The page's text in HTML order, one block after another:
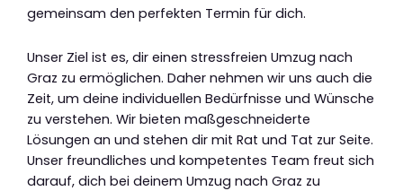
gemeinsam den perfekten Termin für dich.
Unser Ziel ist es, dir einen stressfreien Umzug nach
Graz zu ermöglichen. Daher nehmen wir uns auch die
Zeit, um deine individuellen Bedürfnisse und Wünsche
zu verstehen. Wir bieten maßgeschneiderte
Lösungen an und stehen dir mit Rat und Tat zur Seite.
Unser freundliches und kompetentes Team freut sich
darauf, dich bei deinem Umzug nach Graz zu